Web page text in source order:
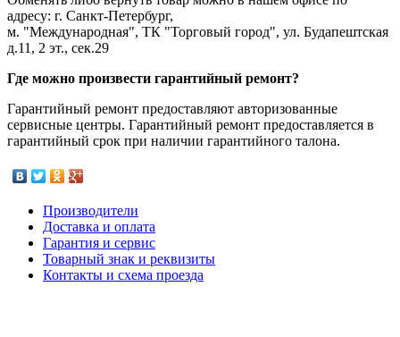
адресу: г. Санкт-Петербург,
м. "Международная", ТК "Торговый город", ул. Будапештская
д.11, 2 эт., сек.29
Где можно произвести гарантийный ремонт?
Гарантийный ремонт предоставляют авторизованные
сервисные центры. Гарантийный ремонт предоставляется в
гарантийный срок при наличии гарантийного талона.
Производители
Доставка и оплата
Гарантия и сервис
Товарный знак и реквизиты
Контакты и схема проезда